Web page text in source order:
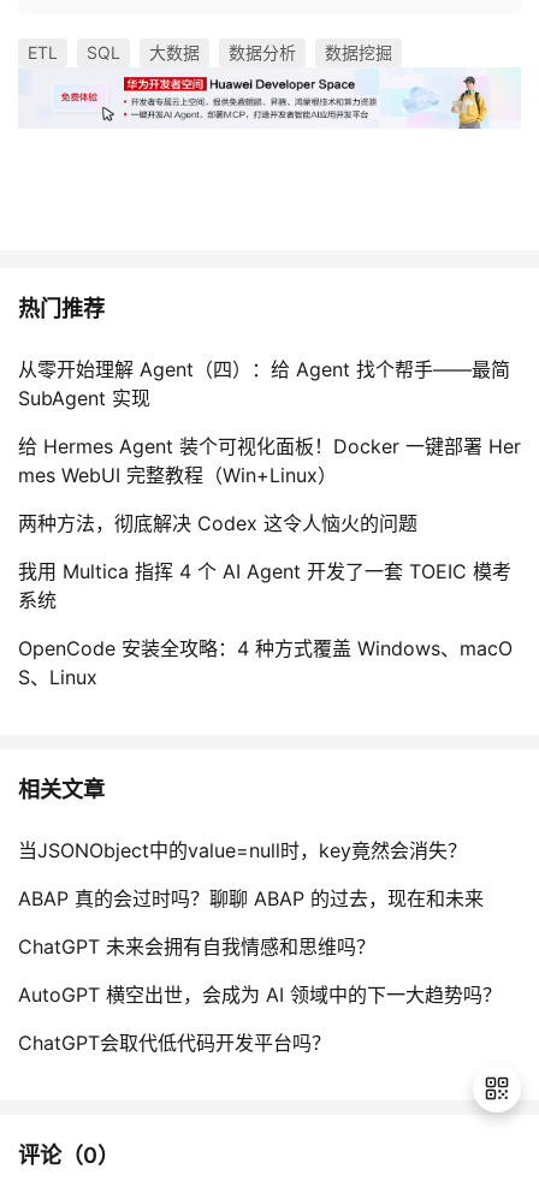
ETL SQL 大数据 数据分析 数据挖掘
热门推荐
从零开始理解 Agent（四）：给 Agent 找个帮手——最简
SubAgent 实现
给 Hermes Agent 装个可视化面板！Docker 一键部署 Her
mes WebUI 完整教程（Win+Linux）
两种方法，彻底解决 Codex 这令人恼火的问题
我用 Multica 指挥 4 个 AI Agent 开发了一套 TOEIC 模考
系统
OpenCode 安装全攻略：4 种方式覆盖 Windows、macO
S、Linux
相关文章
当JSONObject中的value=null时，key竟然会消失？
ABAP 真的会过时吗？聊聊 ABAP 的过去，现在和未来
ChatGPT 未来会拥有自我情感和思维吗？
AutoGPT 横空出世，会成为 AI 领域中的下一大趋势吗？
ChatGPT会取代低代码开发平台吗？
评论（0）